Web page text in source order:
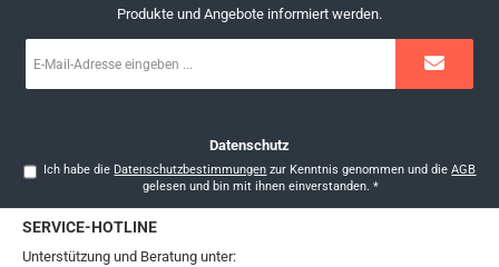
Produkte und Angebote informiert werden.
Mail-
Datenschutz
Ich habe die Datenschutzbestimmungen zur Kenntnis genommen und dieAGB
gelesen und bin mit ihnen einverstanden. *
SERVICE-HOTLINE
Unterstützung und Beratung unter: